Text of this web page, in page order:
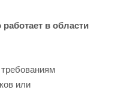
в области
или